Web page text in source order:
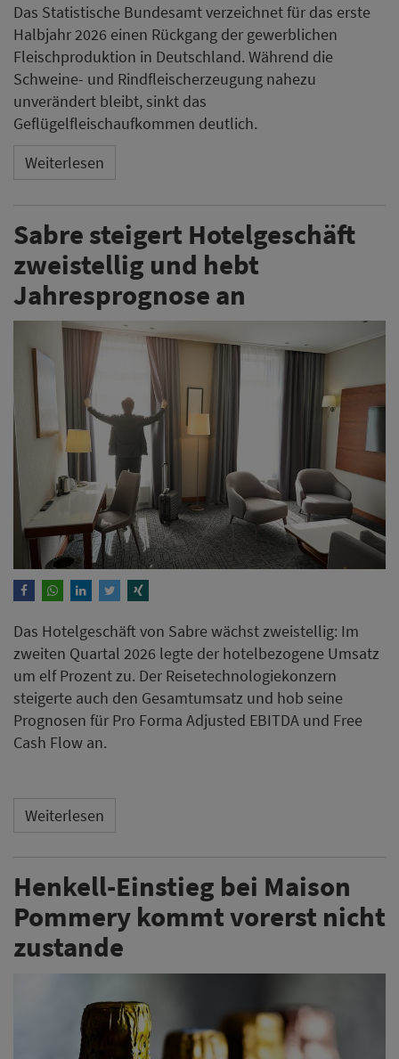
Das Statistische Bundesamt verzeichnet für das erste
Halbjahr 2026 einen Rückgang der gewerblichen
Fleischproduktion in Deutschland. Während die
Schweine- und Rindfleischerzeugung nahezu
unverändert bleibt, sinkt das
Geflügelfleischaufkommen deutlich.
Weiterlesen
Sabre steigert Hotelgeschäft
zweistellig und hebt
Jahresprognose an
Das Hotelgeschäft von Sabre wächst zweistellig: Im
zweiten Quartal 2026 legte der hotelbezogene Umsatz
um elf Prozent zu. Der Reisetechnologiekonzern
steigerte auch den Gesamtumsatz und hob seine
Prognosen für Pro Forma Adjusted EBITDA und Free
Cash Flow an.
Weiterlesen
Henkell-Einstieg bei Maison
Pommery kommt vorerst nicht
zustande